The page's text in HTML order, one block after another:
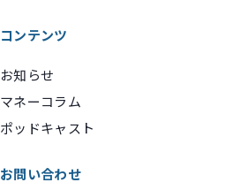
コンテンツ
お知らせ
マネーコラム
ポッドキャスト
お問い合わせ